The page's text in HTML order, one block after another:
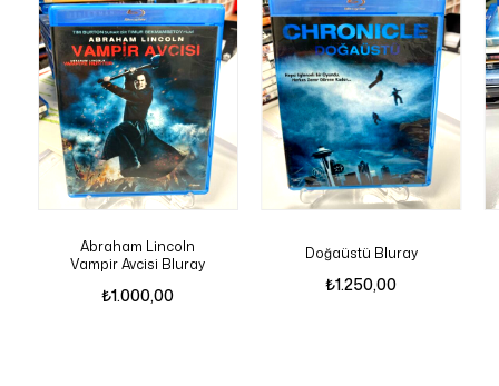
Abraham Lincoln
Vampir Avcisi Bluray
₺1.000,00
Doğaüstü Bluray
₺1.250,00